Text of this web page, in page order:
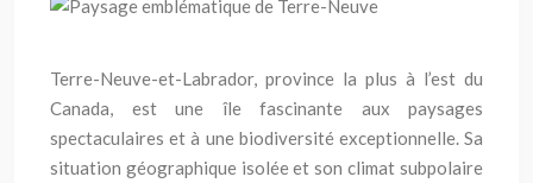
Terre-Neuve-et-Labrador, province la plus à l’est du
Canada, est une île fascinante aux paysages
spectaculaires et à une biodiversité exceptionnelle. Sa
situation géographique isolée et son climat subpolaire